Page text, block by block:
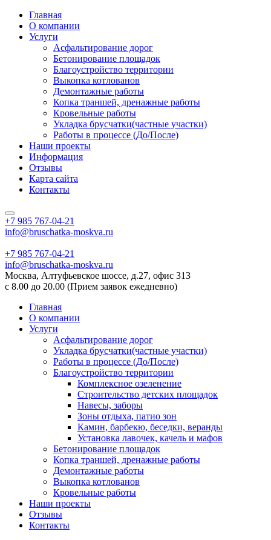
Главная
О компании
Услуги
Асфальтирование дорог
Бетонирование площадок
Благоустройство территории
Выкопка котлованов
Демонтажные работы
Копка траншей, дренажные работы
Кровельные работы
Укладка брусчатки(частные участки)
Работы в процессе (До/После)
Наши проекты
Информация
Отзывы
Карта сайта
Контакты
+7 985 767-04-21
info@bruschatka-moskva.ru
+7 985 767-04-21
info@bruschatka-moskva.ru
Москва, Алтуфьевское шоссе, д.27, офис 313
с 8.00 до 20.00 (Прием заявок ежедневно)
Главная
О компании
Услуги
Асфальтирование дорог
Укладка брусчатки(частные участки)
Работы в процессе (До/После)
Благоустройство территории
Комплексное озеленение
Строительство детских площадок
Навесы, заборы
Зоны отдыха, патио зон
Камин, барбекю, беседки, веранды
Установка лавочек, качель и мафов
Бетонирование площадок
Копка траншей, дренажные работы
Демонтажные работы
Выкопка котлованов
Кровельные работы
Наши проекты
Отзывы
Контакты